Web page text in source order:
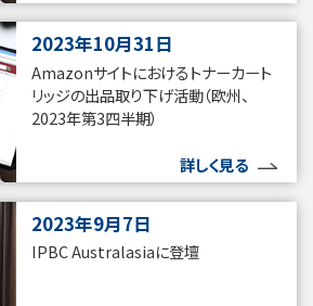
2023年10月31日
Amazonサイトにおけるトナーカート
リッジの出品取り下げ活動（欧州、
2023年第3四半期）
詳しく見る
2023年9月7日
IPBC Australasiaに登壇